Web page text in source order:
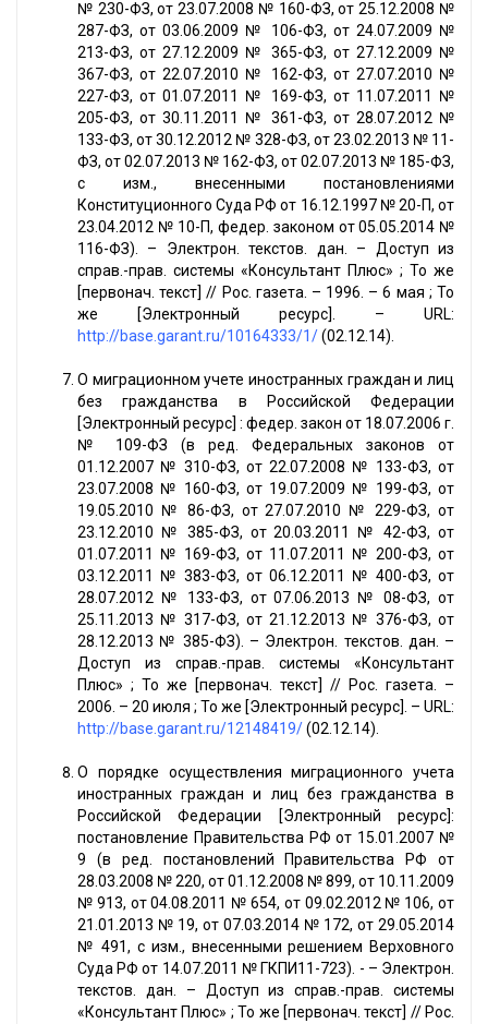
№ 230-ФЗ, от 23.07.2008 № 160-ФЗ, от 25.12.2008 №
287-ФЗ, от 03.06.2009 № 106-ФЗ, от 24.07.2009 №
213-ФЗ, от 27.12.2009 № 365-ФЗ, от 27.12.2009 №
367-ФЗ, от 22.07.2010 № 162-ФЗ, от 27.07.2010 №
227-ФЗ, от 01.07.2011 № 169-ФЗ, от 11.07.2011 №
205-ФЗ, от 30.11.2011 № 361-ФЗ, от 28.07.2012 №
133-ФЗ, от 30.12.2012 № 328-ФЗ, от 23.02.2013 № 11-
ФЗ, от 02.07.2013 № 162-ФЗ, от 02.07.2013 № 185-ФЗ,
с изм., внесенными постановлениями
Конституционного Суда РФ от 16.12.1997 № 20-П, от
23.04.2012 № 10-П, федер. законом от 05.05.2014 №
116-ФЗ). – Электрон. текстов. дан. – Доступ из
справ.-прав. системы «Консультант Плюс» ; То же
[первонач. текст] // Рос. газета. – 1996. – 6 мая ; То
же [Электронный ресурс]. – URL:
http://base.garant.ru/10164333/1/(02.12.14).
О миграционном учете иностранных граждан и лиц
без гражданства в Российской Федерации
[Электронный ресурс] : федер. закон от 18.07.2006 г.
№ 109-ФЗ (в ред. Федеральных законов от
01.12.2007 № 310-ФЗ, от 22.07.2008 № 133-ФЗ, от
23.07.2008 № 160-ФЗ, от 19.07.2009 № 199-ФЗ, от
19.05.2010 № 86-ФЗ, от 27.07.2010 № 229-ФЗ, от
23.12.2010 № 385-ФЗ, от 20.03.2011 № 42-ФЗ, от
01.07.2011 № 169-ФЗ, от 11.07.2011 № 200-ФЗ, от
03.12.2011 № 383-ФЗ, от 06.12.2011 № 400-ФЗ, от
28.07.2012 № 133-ФЗ, от 07.06.2013 № 08-ФЗ, от
25.11.2013 № 317-ФЗ, от 21.12.2013 № 376-ФЗ, от
28.12.2013 № 385-ФЗ). – Электрон. текстов. дан. –
Доступ из справ.-прав. системы «Консультант
Плюс» ; То же [первонач. текст] // Рос. газета. –
2006. – 20 июля ; То же [Электронный ресурс]. – URL:
http://base.garant.ru/12148419/(02.12.14).
О порядке осуществления миграционного учета
иностранных граждан и лиц без гражданства в
Российской Федерации [Электронный ресурс]:
постановление Правительства РФ от 15.01.2007 №
9 (в ред. постановлений Правительства РФ от
28.03.2008 № 220, от 01.12.2008 № 899, от 10.11.2009
№ 913, от 04.08.2011 № 654, от 09.02.2012 № 106, от
21.01.2013 № 19, от 07.03.2014 № 172, от 29.05.2014
№ 491, с изм., внесенными решением Верховного
Суда РФ от 14.07.2011 № ГКПИ11-723). - – Электрон.
текстов. дан. – Доступ из справ.-прав. системы
«Консультант Плюс» ; То же [первонач. текст] // Рос.